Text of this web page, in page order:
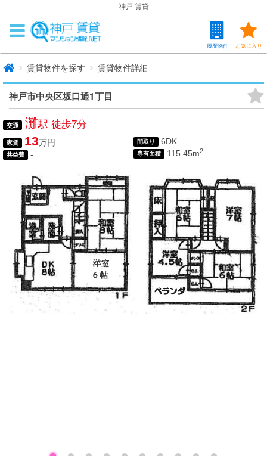
神戸 賃貸
お気に入り
履歴物件
賃貸物件を探す 賃貸物件詳細
神戸市中央区坂口通1丁目
交通 灘駅 徒歩7分
家賃 13万円
共益費 -
間取り 6DK
専有面積 115.45m2